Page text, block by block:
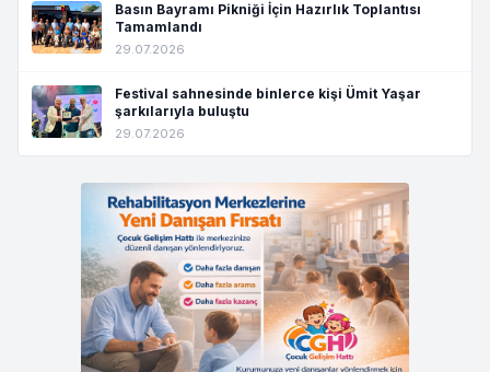
Basın Bayramı Pikniği İçin Hazırlık Toplantısı
Tamamlandı
29.07.2026
Festival sahnesinde binlerce kişi Ümit Yaşar
şarkılarıyla buluştu
29.07.2026